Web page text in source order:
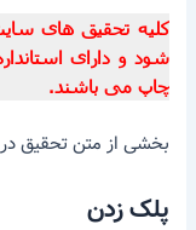
شود و دارای
چاپ می باشند.
بخشی از متن تحقیق
پلک زدن